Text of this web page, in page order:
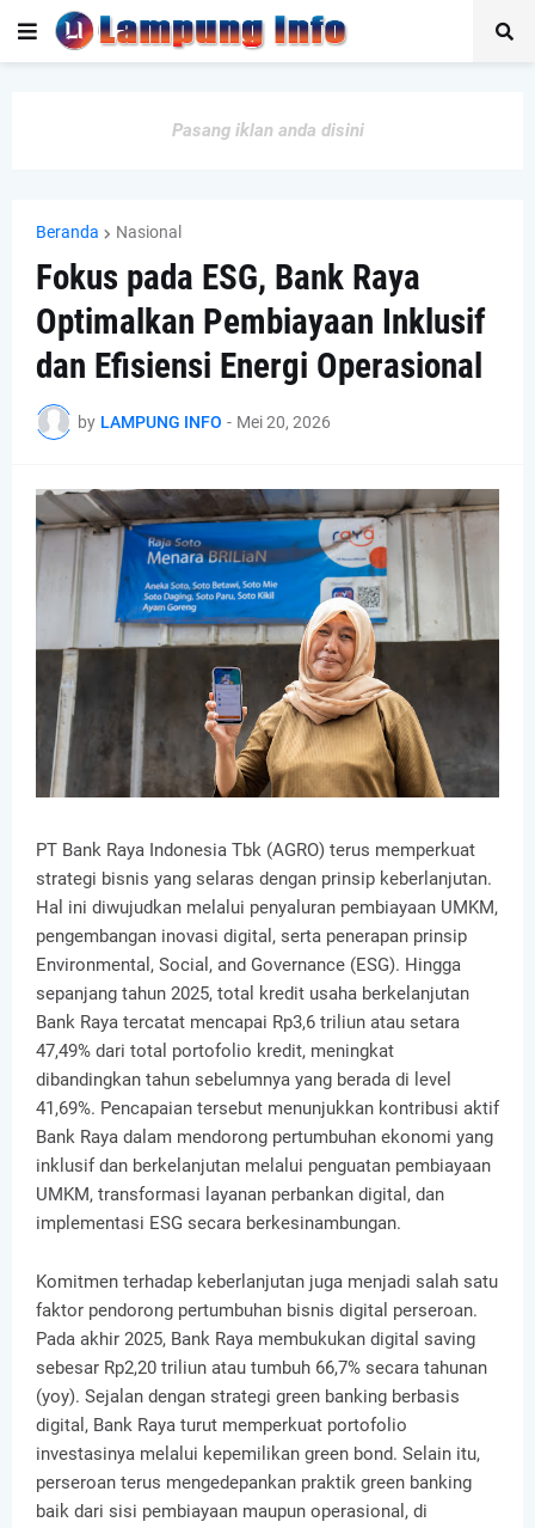
Pasang iklan anda disini
Beranda Nasional
Fokus pada ESG, Bank Raya
Optimalkan Pembiayaan Inklusif
dan Efisiensi Energi Operasional
by LAMPUNG INFO - Mei 20, 2026
PT Bank Raya Indonesia Tbk (AGRO) terus memperkuat
strategi bisnis yang selaras dengan prinsip keberlanjutan.
Hal ini diwujudkan melalui penyaluran pembiayaan UMKM,
pengembangan inovasi digital, serta penerapan prinsip
Environmental, Social, and Governance (ESG). Hingga
sepanjang tahun 2025, total kredit usaha berkelanjutan
Bank Raya tercatat mencapai Rp3,6 triliun atau setara
47,49% dari total portofolio kredit, meningkat
dibandingkan tahun sebelumnya yang berada di level
41,69%. Pencapaian tersebut menunjukkan kontribusi aktif
Bank Raya dalam mendorong pertumbuhan ekonomi yang
inklusif dan berkelanjutan melalui penguatan pembiayaan
UMKM, transformasi layanan perbankan digital, dan
implementasi ESG secara berkesinambungan.
Komitmen terhadap keberlanjutan juga menjadi salah satu
faktor pendorong pertumbuhan bisnis digital perseroan.
Pada akhir 2025, Bank Raya membukukan digital saving
sebesar Rp2,20 triliun atau tumbuh 66,7% secara tahunan
(yoy). Sejalan dengan strategi green banking berbasis
digital, Bank Raya turut memperkuat portofolio
investasinya melalui kepemilikan green bond. Selain itu,
perseroan terus mengedepankan praktik green banking
baik dari sisi pembiayaan maupun operasional, di